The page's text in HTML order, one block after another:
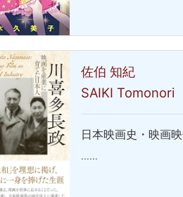
佐伯 知紀
SAIKI Tomonori
日本映画史・映画
……